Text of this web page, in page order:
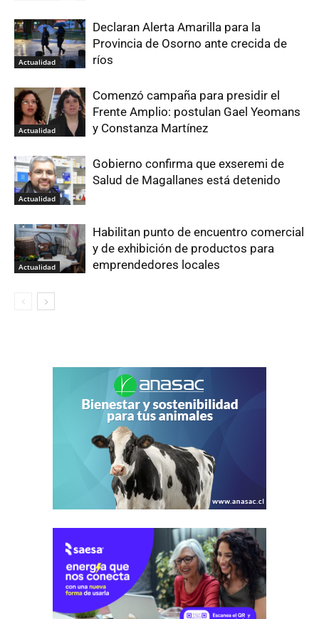
Actualidad
Declaran Alerta Amarilla para la
Provincia de Osorno ante crecida de
ríos
Actualidad
Comenzó campaña para presidir el
Frente Amplio: postulan Gael Yeomans
y Constanza Martínez
Actualidad
Gobierno confirma que exseremi de
Salud de Magallanes está detenido
Actualidad
Habilitan punto de encuentro comercial
y de exhibición de productos para
emprendedores locales